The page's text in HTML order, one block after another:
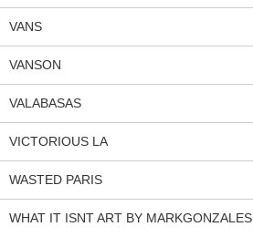
VANS
VANSON
VALABASAS
VICTORIOUS LA
WASTED PARIS
WHAT IT ISNT ART BY MARKGONZALES